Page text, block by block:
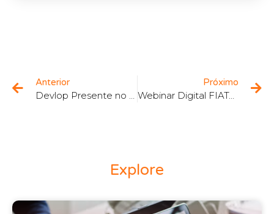
Anterior
Devlop Presente no Evento de Squash
Próximo
Webinar Digital FIATA BL – Futuro da Digitalização do FIATA Multimodal Transport Bill of Lading
Explore